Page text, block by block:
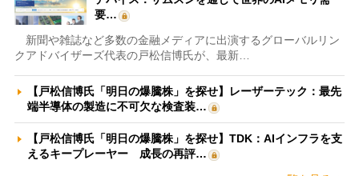
要…
新聞や雑誌など多数の金融メディアに出演するグローバルリン
クアドバイザーズ代表の戸松信博氏が、最新…
【戸松信博氏「明日の爆騰株」を探せ】レーザーテック：最先
端半導体の製造に不可欠な検査装…
【戸松信博氏「明日の爆騰株」を探せ】TDK：AIインフラを支
えるキープレーヤー 成長の再評…